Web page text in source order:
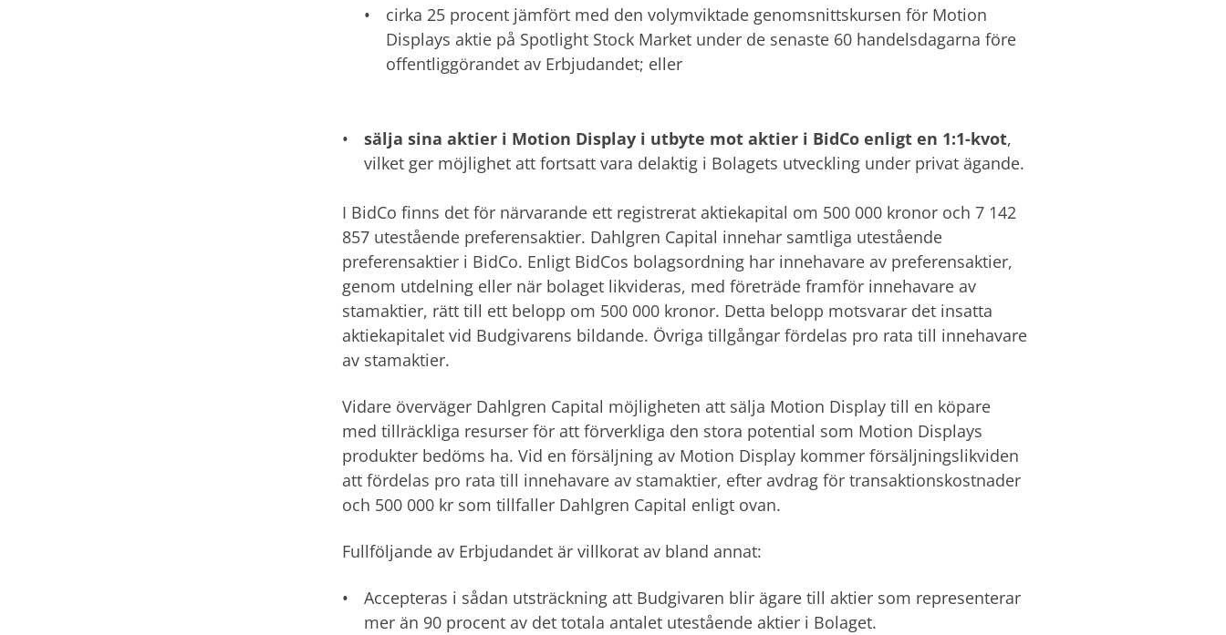
cirka 25 procent jämfört med den volymviktade genomsnittskursen för Motion
Displays aktie på Spotlight Stock Market under de senaste 60 handelsdagarna före
offentliggörandet av Erbjudandet; eller
sälja sina aktier i Motion Display i utbyte mot aktier i BidCo enligt en 1:1-kvot,
vilket ger möjlighet att fortsatt vara delaktig i Bolagets utveckling under privat ägande.
I BidCo finns det för närvarande ett registrerat aktiekapital om 500 000 kronor och 7 142
857 utestående preferensaktier. Dahlgren Capital innehar samtliga utestående
preferensaktier i BidCo. Enligt BidCos bolagsordning har innehavare av preferensaktier,
genom utdelning eller när bolaget likvideras, med företräde framför innehavare av
stamaktier, rätt till ett belopp om 500 000 kronor. Detta belopp motsvarar det insatta
aktiekapitalet vid Budgivarens bildande. Övriga tillgångar fördelas pro rata till innehavare
av stamaktier.
Vidare överväger Dahlgren Capital möjligheten att sälja Motion Display till en köpare
med tillräckliga resurser för att förverkliga den stora potential som Motion Displays
produkter bedöms ha. Vid en försäljning av Motion Display kommer försäljningslikviden
att fördelas pro rata till innehavare av stamaktier, efter avdrag för transaktionskostnader
och 500 000 kr som tillfaller Dahlgren Capital enligt ovan.
Fullföljande av Erbjudandet är villkorat av bland annat:
Accepteras i sådan utsträckning att Budgivaren blir ägare till aktier som representerar
mer än 90 procent av det totala antalet utestående aktier i Bolaget.